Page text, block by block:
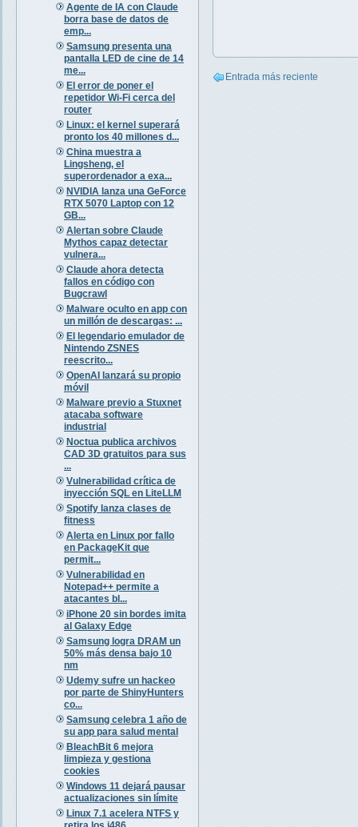
Agente de IA con Claude
borra base de datos de
emp...
Samsung presenta una
pantalla LED de cine de 14
me...
El error de poner el
repetidor Wi-Fi cerca del
router
Linux: el kernel superará
pronto los 40 millones d...
China muestra a
Lingsheng, el
superordenador a exa...
NVIDIA lanza una GeForce
RTX 5070 Laptop con 12
GB...
Alertan sobre Claude
Mythos capaz detectar
vulnera...
Claude ahora detecta
fallos en código con
Bugcrawl
Malware oculto en app con
un millón de descargas: ...
El legendario emulador de
Nintendo ZSNES
reescrito...
OpenAI lanzará su propio
móvil
Malware previo a Stuxnet
atacaba software
industrial
Noctua publica archivos
CAD 3D gratuitos para sus
...
Vulnerabilidad crítica de
inyección SQL en LiteLLM
Spotify lanza clases de
fitness
Alerta en Linux por fallo
en PackageKit que
permit...
Vulnerabilidad en
Notepad++ permite a
atacantes bl...
iPhone 20 sin bordes imita
al Galaxy Edge
Samsung logra DRAM un
50% más densa bajo 10
nm
Udemy sufre un hackeo
por parte de ShinyHunters
co...
Samsung celebra 1 año de
su app para salud mental
BleachBit 6 mejora
limpieza y gestiona
cookies
Windows 11 dejará pausar
actualizaciones sin límite
Linux 7.1 acelera NTFS y
Entrada más reciente